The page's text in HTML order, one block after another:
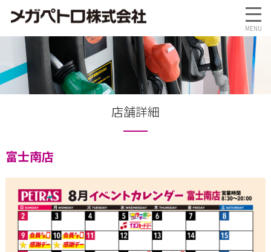
店舗詳細
富士南店